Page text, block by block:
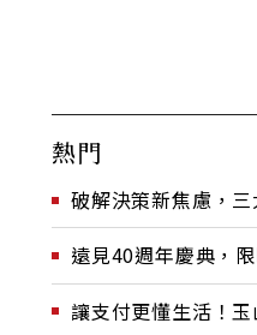
熱門
破解決策新焦慮，
遠見40週年慶典，
讓支付更懂生活！